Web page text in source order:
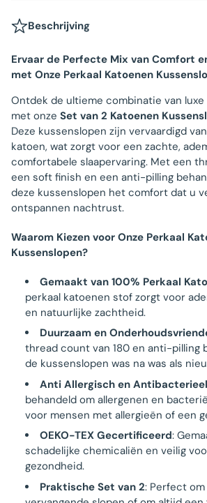
Beschrijving
Ervaar de Perfecte Mix van Comfort
met Onze Perkaal Katoenen
Ontdek de ultieme combinatie van
met onze Set van 2 Katoenen
Deze kussenslopen zijn vervaardigd
katoen, wat zorgt voor een zachte,
comfortabele slaapervaring. Met een
een soft finish en een anti-pilling
deze kussenslopen het comfort dat u
ontspannen nachtrust.
Waarom Kiezen voor Onze Perkaal
Kussenslopen?
Gemaakt van 100% Perkaal
perkaal katoenen stof zorgt voor
en natuurlijke zachtheid.
Duurzaam en
thread count van 180 en anti-pilling
de kussenslopen was na was als
Anti Allergisch en Antibacterieel
behandeld om allergenen en
voor mensen met allergieën of een
OEKO-TEX Gecertificeerd:
schadelijke chemicaliën en veilig
gezondheid.
Praktische Set van 2: Perfect